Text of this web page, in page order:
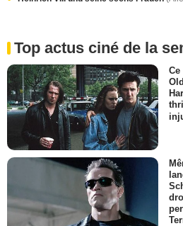
Top actus ciné de la